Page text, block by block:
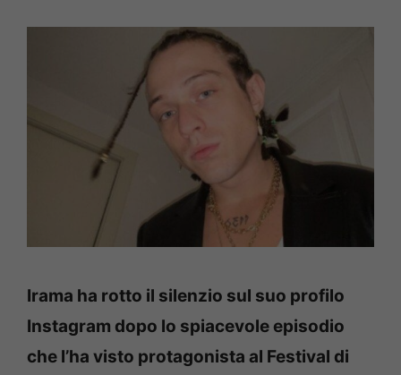
Irama ha rotto il silenzio sul suo profilo
Instagram dopo lo spiacevole episodio
che l’ha visto protagonista al Festival di